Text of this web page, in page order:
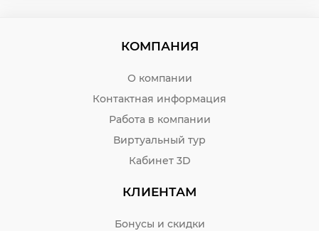
КОМПАНИЯ
О компании
Контактная информация
Работа в компании
Виртуальный тур
Кабинет 3D
КЛИЕНТАМ
Бонусы и скидки